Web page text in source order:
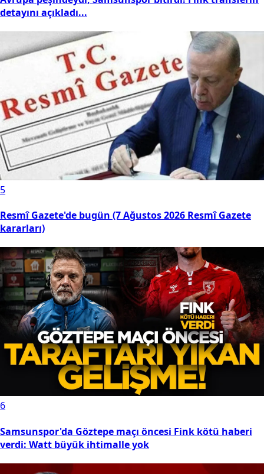
detayını açıkladı...
5
Resmî Gazete'de bugün (7 Ağustos 2026 Resmî Gazete
kararları)
6
Samsunspor'da Göztepe maçı öncesi Fink kötü haberi
verdi: Watt büyük ihtimalle yok